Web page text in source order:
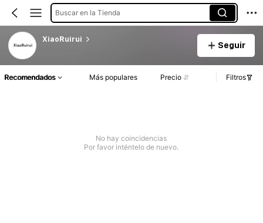
Buscar en la Tienda
XiaoRuirui
Seguir
Recomendados Más populares Precio Filtros
No hay coincidencias
Por favor inténtelo de nuevo.